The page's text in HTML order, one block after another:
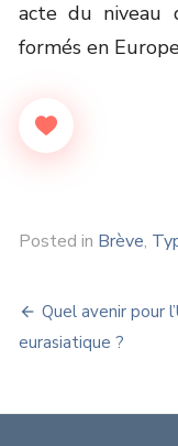
acte du niveau
formés en
Posted in Brève,
de
Quel avenir pour
eurasiatique ?